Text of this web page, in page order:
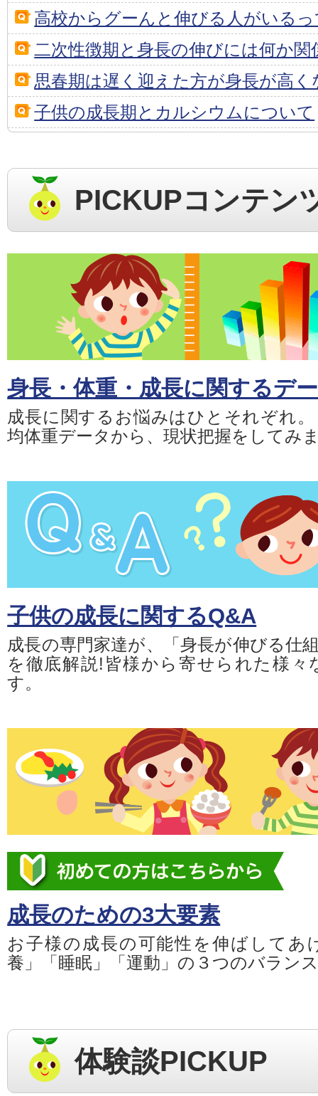
高校からグーんと伸びる人がいる
二次性徴期と身長の伸びには何か
思春期は遅く迎えた方が身長が高
子供の成長期とカルシウムについて
PICKUPコンテン
身長・体重・成長に関するデ
成長に関するお悩みはひとそれぞれ
均体重データから、現状把握をしてみ
子供の成長に関するQ&A
成長の専門家達が、「身長が伸びる仕
を徹底解説!皆様から寄せられた様々
す。
成長のための3大要素
お子様の成長の可能性を伸ばしてあ
養」「睡眠」「運動」の３つのバラン
体験談PICKUP